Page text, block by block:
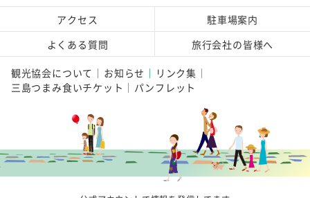
アクセス
駐車場案内
よくある質問
旅行会社の皆様へ
観光協会について お知らせ
リンク集
三島つまみ食いチケット
パンフレット